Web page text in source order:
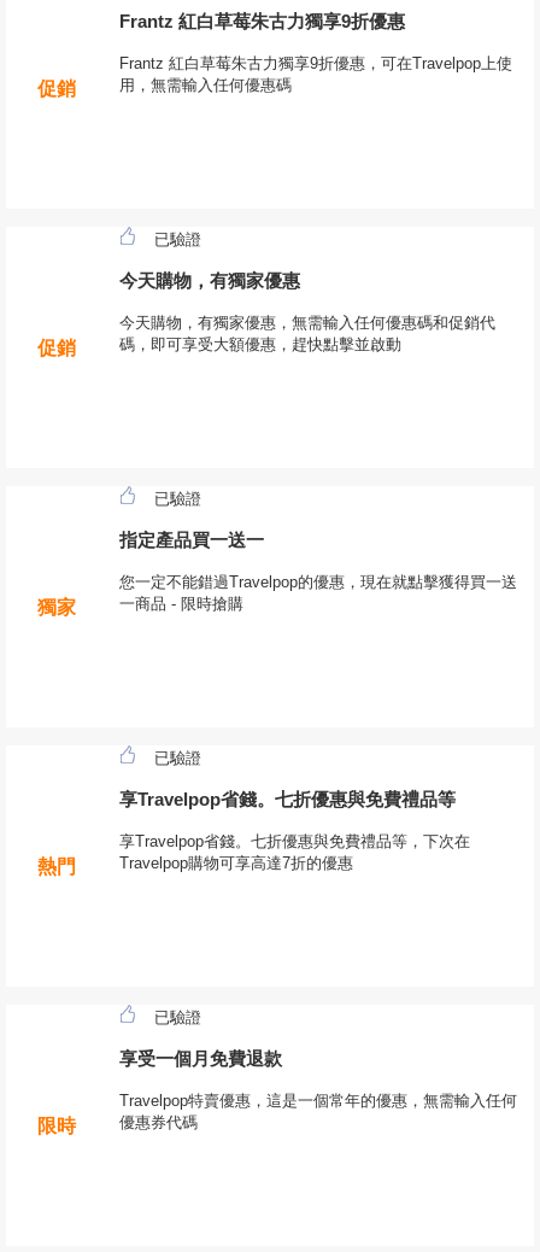
促銷
Frantz 紅白草莓朱古力獨享9折優惠
Frantz 紅白草莓朱古力獨享9折優惠，可在Travelpop上使
用，無需輸入任何優惠碼
促銷
已驗證
今天購物，有獨家優惠
今天購物，有獨家優惠，無需輸入任何優惠碼和促銷代
碼，即可享受大額優惠，趕快點擊並啟動
獨家
已驗證
指定產品買一送一
您一定不能錯過Travelpop的優惠，現在就點擊獲得買一送
一商品 - 限時搶購
熱門
已驗證
享Travelpop省錢。七折優惠與免費禮品等
享Travelpop省錢。七折優惠與免費禮品等，下次在
Travelpop購物可享高達7折的優惠
限時
已驗證
享受一個月免費退款
Travelpop特賣優惠，這是一個常年的優惠，無需輸入任何
優惠券代碼